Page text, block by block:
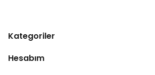
Kategoriler
Hesabım